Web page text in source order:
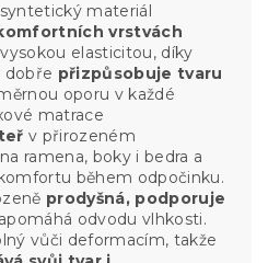
materiál
vrstvách
elasticitou, díky
dobře přizpůsobuje tvaru
oporu v každé
matrace
v přirozeném
na ramena, boky i bedra a
během odpočinku.
prodyšná, podporuje
odvodu vlhkosti.
vůči deformacím, takže